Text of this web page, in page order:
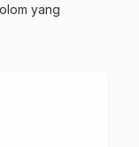
yang